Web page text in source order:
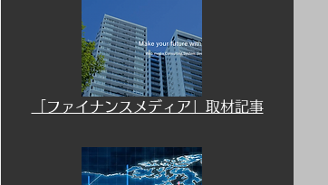
「ファイナンスメディア」取材記事